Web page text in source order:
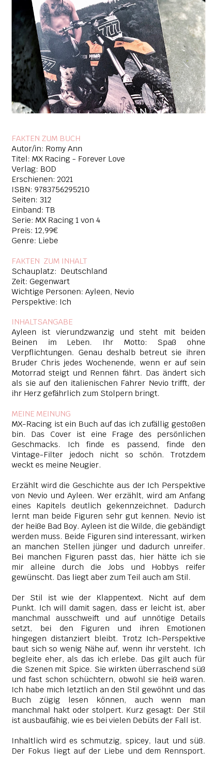
FAKTEN ZUM BUCH
Autor/in: Romy Ann
Titel: MX Racing - Forever Love
Verlag: BOD
Erschienen: 2021
ISBN: 9783756295210
Seiten: 312
Einband: TB
Serie: MX Racing 1 von 4
Preis: 12,99€
Genre: Liebe
FAKTEN ZUM INHALT
Schauplatz: Deutschland
Zeit: Gegenwart
Wichtige Personen: Ayleen, Nevio
Perspektive: Ich
INHALTSANGABE
Ayleen ist vierundzwanzig und steht mit beiden
Beinen im Leben. Ihr Motto: Spaß ohne
Verpflichtungen. Genau deshalb betreut sie ihren
Bruder Chris jedes Wochenende, wenn er auf sein
Motorrad steigt und Rennen fährt. Das ändert sich
als sie auf den italienischen Fahrer Nevio trifft, der
ihr Herz gefährlich zum Stolpern bringt.
MEINE MEINUNG
MX-Racing ist ein Buch auf das ich zufällig gestoßen
bin. Das Cover ist eine Frage des persönlichen
Geschmacks. Ich finde es passend, finde den
Vintage-Filter jedoch nicht so schön. Trotzdem
weckt es meine Neugier.
Erzählt wird die Geschichte aus der Ich Perspektive
von Nevio und Ayleen. Wer erzählt, wird am Anfang
eines Kapitels deutlich gekennzeichnet. Dadurch
lernt man beide Figuren sehr gut kennen. Nevio ist
der heiße Bad Boy. Ayleen ist die Wilde, die gebändigt
werden muss. Beide Figuren sind interessant, wirken
an manchen Stellen jünger und dadurch unreifer.
Bei manchen Figuren passt das, hier hätte ich sie
mir alleine durch die Jobs und Hobbys reifer
gewünscht. Das liegt aber zum Teil auch am Stil.
Der Stil ist wie der Klappentext. Nicht auf dem
Punkt. Ich will damit sagen, dass er leicht ist, aber
manchmal ausschweift und auf unnötige Details
setzt, bei den Figuren und ihren Emotionen
hingegen distanziert bleibt. Trotz Ich-Perspektive
baut sich so wenig Nähe auf, wenn ihr versteht. Ich
begleite eher, als das ich erlebe. Das gilt auch für
die Szenen mit Spice. Sie wirkten überraschend süß
und fast schon schüchtern, obwohl sie heiß waren.
Ich habe mich letztlich an den Stil gewöhnt und das
Buch zügig lesen können, auch wenn man
manchmal hakt oder stolpert. Kurz gesagt: Der Stil
ist ausbaufähig, wie es bei vielen Debüts der Fall ist.
Inhaltlich wird es schmutzig, spicey, laut und süß.
Der Fokus liegt auf der Liebe und dem Rennsport.